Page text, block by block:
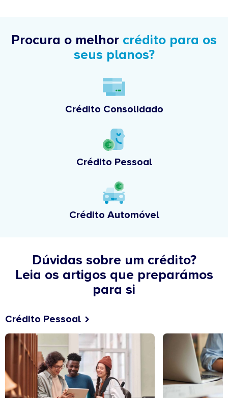
Procura o melhor crédito para os
seus planos?
Crédito Consolidado
Crédito Pessoal
Crédito Automóvel
Dúvidas sobre um crédito?
Leia os artigos que preparámos
para si
Crédito Pessoal